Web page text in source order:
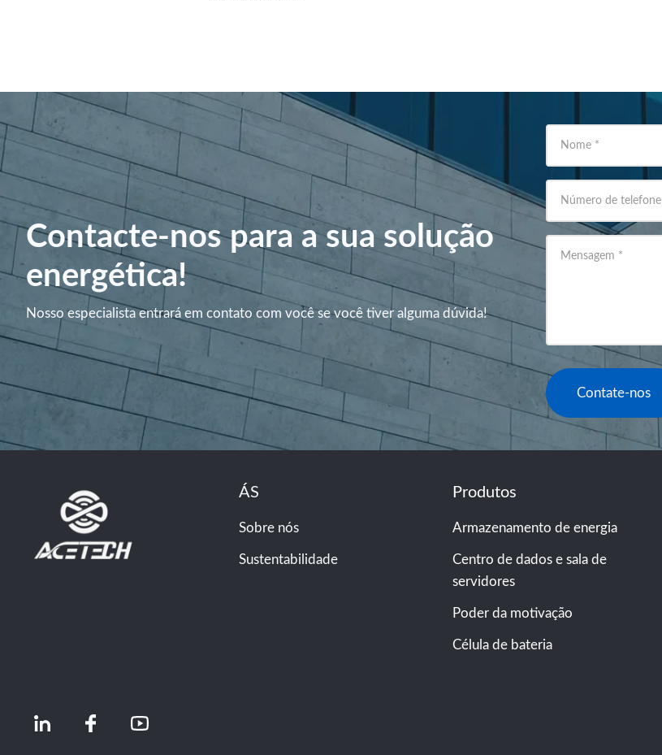
Contacte-nos para a sua solução
energética!
Nosso especialista entrará em contato com você se você tiver alguma dúvida!
Nome *
Número de telefone
Mensagem *
Contate-nos
ÁS
Sobre nós
Sustentabilidade
Produtos
Armazenamento de energia
Centro de dados e sala de
servidores
Poder da motivação
Célula de bateria